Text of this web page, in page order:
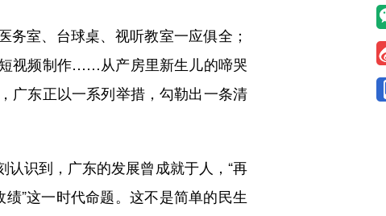
室、台球桌、视听教室一应俱全；
视频制作……从产房里新生儿的啼哭
广东正以一系列举措，勾勒出一条清
识到，广东的发展曾成就于人，“再
”这一时代命题。这不是简单的民生